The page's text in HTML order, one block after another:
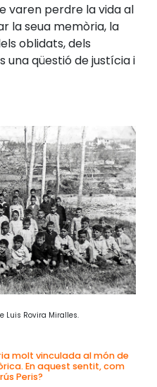
varen perdre la vida al
la seua memòria, la
oblidats, dels
una qüestió de justícia i
Luis Rovira Miralles.
molt vinculada al món de
En aquest sentit, com
Peris?